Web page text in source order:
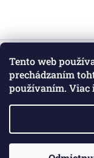
Tento web
prechádzaním
používaním. Viac
Z
Informácie pre
Obchodné podmienky